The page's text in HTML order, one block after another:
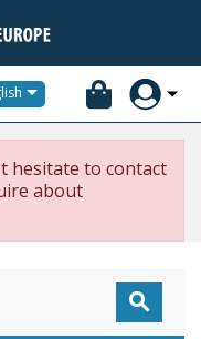

hesitate to contact
about
